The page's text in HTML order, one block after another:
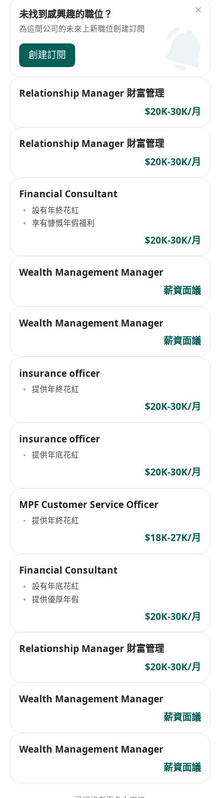
未找到感興趣的職位？
為這間公司的未來上新職位創建訂閱
創建訂閱
Relationship Manager 財富管理
$20K-30K/月
Relationship Manager 財富管理
$20K-30K/月
Financial Consultant
設有年終花紅
享有慷慨年假福利
$20K-30K/月
Wealth Management Manager
薪資面議
Wealth Management Manager
薪資面議
insurance officer
提供年終花紅
$20K-30K/月
insurance officer
提供年底花紅
$20K-30K/月
MPF Customer Service Officer
提供年終花紅
$18K-27K/月
Financial Consultant
設有年底花紅
提供優厚年假
$20K-30K/月
Relationship Manager 財富管理
$20K-30K/月
Wealth Management Manager
薪資面議
Wealth Management Manager
薪資面議